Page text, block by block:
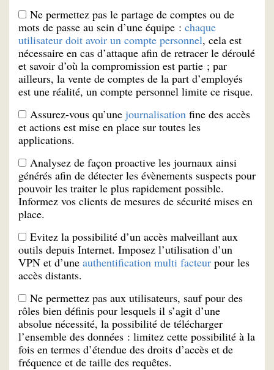
Ne permettez pas le partage de comptes ou de
mots de passe au sein d’une équipe : chaque
utilisateur doit avoir un compte personnel, cela est
nécessaire en cas d’attaque afin de retracer le déroulé
et savoir d’où la compromission est partie ; par
ailleurs, la vente de comptes de la part d’employés
est une réalité, un compte personnel limite ce risque.
Assurez-vous qu’une journalisation fine des accès
et actions est mise en place sur toutes les
applications.
Analysez de façon proactive les journaux ainsi
générés afin de détecter les évènements suspects pour
pouvoir les traiter le plus rapidement possible.
Informez vos clients de mesures de sécurité mises en
place.
Evitez la possibilité d’un accès malveillant aux
outils depuis Internet. Imposez l’utilisation d’un
VPN et d’une authentification multi facteur pour les
accès distants.
Ne permettez pas aux utilisateurs, sauf pour des
rôles bien définis pour lesquels il s’agit d’une
absolue nécessité, la possibilité de télécharger
l’ensemble des données : limitez cette possibilité à la
fois en termes d’étendue des droits d’accès et de
fréquence et de taille des requêtes.